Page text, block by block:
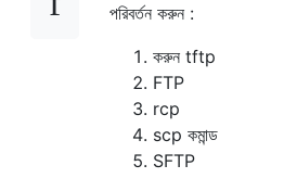
পরিবর্তন করুন :
করুন tftp
FTP
rcp
scp কমান্ড
SFTP